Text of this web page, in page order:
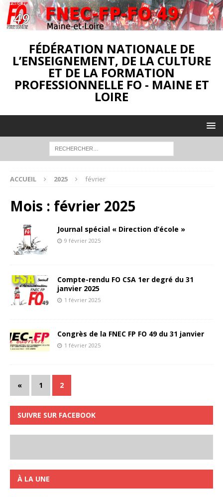
FÉDÉRATION NATIONALE DE
L’ENSEIGNEMENT, DE LA CULTURE
ET DE LA FORMATION
PROFESSIONNELLE FO - MAINE ET
LOIRE
ACCUEIL 2025 février
Mois : février 2025
Journal spécial « Direction d’école »
9 février 2025
Compte-rendu FO CSA 1er degré du 31
janvier 2025
1 février 2025
Congrès de la FNEC FP FO 49 du 31 janvier
1 février 2025
« 1 2
SUIVRE SUR FACEBOOK
À LA UNE